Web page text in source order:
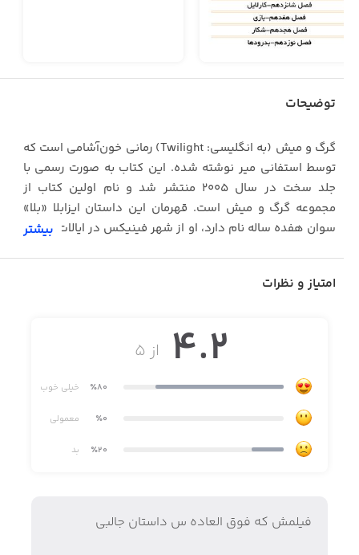
توضیحات
گرگ و میش (به انگلیسی: Twilight) رمانی خون‌آشامی است که
توسط استفانی میر نوشته شده. این کتاب به صورت رسمی با
جلد سخت در سال ۲۰۰۵ منتشر شد و نام اولین کتاب از
مجموعه گرگ و میش است. قهرمان این داستان ایزابلا «بلا»
سوان هفده ساله نام دارد، او از شهر فینیکس در ایالات آریزونا
تغییرات زیادی میکند.
بیشتر
امتیاز و نظرات
از ۵ 4.2
٪80 خیلی خوب
٪0 معمولی
٪20 بد
فيلمش كه فوق العاده س داستان جالبي